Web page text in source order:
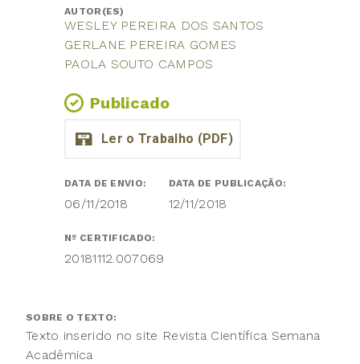
AUTOR(ES)
WESLEY PEREIRA DOS SANTOS
GERLANE PEREIRA GOMES
PAOLA SOUTO CAMPOS
Publicado
DATA DE ENVIO:
06/11/2018
DATA DE PUBLICAÇÃO:
12/11/2018
Nº CERTIFICADO:
20181112.007069
SOBRE O TEXTO:
Texto inserido no site Revista Científica Semana
Acadêmica